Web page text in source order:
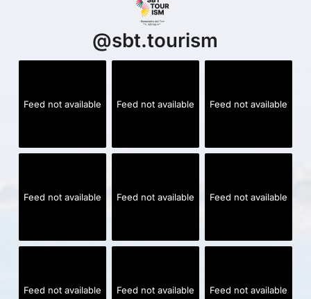
@sbt.tourism
Feed not available Feed not available Feed not available
Feed not available Feed not available Feed not available
Feed not available Feed not available Feed not available